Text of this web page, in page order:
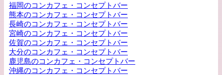
福岡のコンカフェ・コンセプトバー
熊本のコンカフェ・コンセプトバー
長崎のコンカフェ・コンセプトバー
宮崎のコンカフェ・コンセプトバー
佐賀のコンカフェ・コンセプトバー
大分のコンカフェ・コンセプトバー
鹿児島のコンカフェ・コンセプトバー
沖縄のコンカフェ・コンセプトバー